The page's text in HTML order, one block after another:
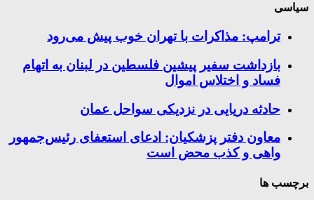
سیاسی
ترامپ: مذاکرات با تهران خوب پیش می‌رود
بازداشت سفیر پیشین فلسطین در لبنان به اتهام
فساد و اختلاس اموال
حادثه دریایی در نزدیکی سواحل عمان
معاون دفتر پزشکیان: ادعای استعفای رئیس‌جمهور
واهی و کذب محض است
برچسب ها